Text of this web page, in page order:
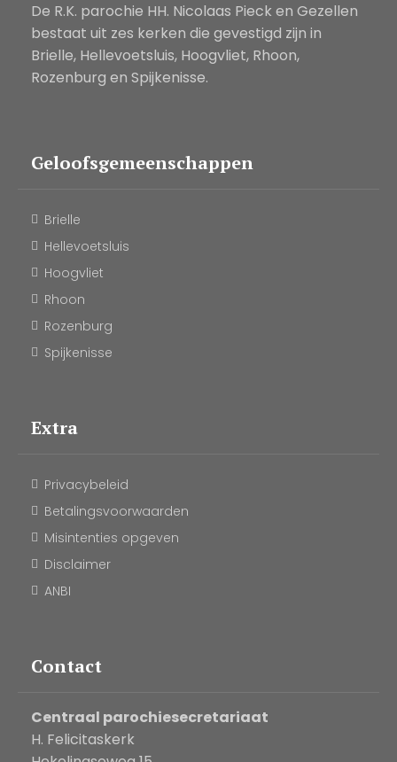
De R.K. parochie HH. Nicolaas Pieck en Gezellen
bestaat uit zes kerken die gevestigd zijn in
Brielle, Hellevoetsluis, Hoogvliet, Rhoon,
Rozenburg en Spijkenisse.
Geloofsgemeenschappen
Brielle
Hellevoetsluis
Hoogvliet
Rhoon
Rozenburg
Spijkenisse
Extra
Privacybeleid
Betalingsvoorwaarden
Misintenties opgeven
Disclaimer
ANBI
Contact
Centraal parochiesecretariaat
H. Felicitaskerk